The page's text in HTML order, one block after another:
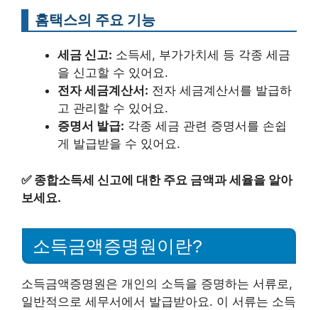
홈택스의 주요 기능
세금 신고: 소득세, 부가가치세 등 각종 세금
을 신고할 수 있어요.
전자 세금계산서: 전자 세금계산서를 발급하
고 관리할 수 있어요.
증명서 발급: 각종 세금 관련 증명서를 손쉽
게 발급받을 수 있어요.
✅ 종합소득세 신고에 대한 주요 금액과 세율을 알아
보세요.
소득금액증명원이란?
소득금액증명원은 개인의 소득을 증명하는 서류로,
일반적으로 세무서에서 발급받아요. 이 서류는 소득